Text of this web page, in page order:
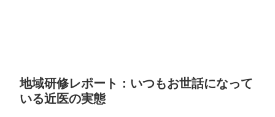
地域研修レポート：いつもお世話になって
いる近医の実態